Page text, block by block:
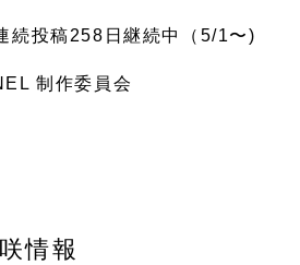
投稿258日継続中（5/1〜)
制作委員会
情報